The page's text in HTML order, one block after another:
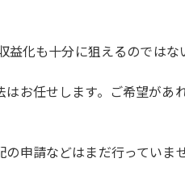
化も十分に狙えるのでは
お任せします。ご希望があ
申請などはまだ行ってい